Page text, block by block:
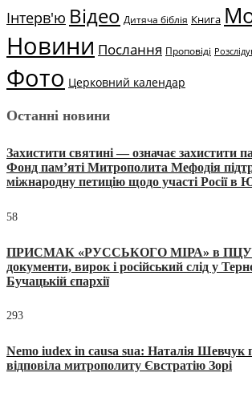
Інтерв'ю Відео Дитяча біблія Книга
Новини Послання Проповіді
Фото Церковний календар
Останні новини
Захистити святині — означає захистити
Фонд пам’яті Митрополита Мефодія
міжнародну петицію щодо участі Росії
58
ПРИСМАК «РУССЬКОГО МІРА» в ПЦУ:
документи, вирок і російський слід у
Бучацькій єпархії
293
Nemo iudex in causa sua: Наталія Шевчук
відповіла митрополиту Євстратію Зорі